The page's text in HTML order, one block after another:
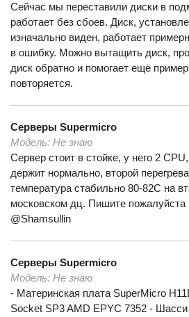
Сейчас мы переставили диски в
работает без сбоев. Диск,
изначально виден, работает
в ошибку. Можно вытащить диск,
диск обратно и помогает ещё
повторяется.
Серверы Supermicro
Модель: Не знаю
Сервер стоит в стойке, у него 2
держит нормально, второй
температура стабильно 80-82С на
московском дц. Пишите пожалуйста
@Shamsullin
Серверы Supermicro
Модель: Не знаю
- Материнская плата SuperMicro
Socket SP3 AMD EPYC 7352 -